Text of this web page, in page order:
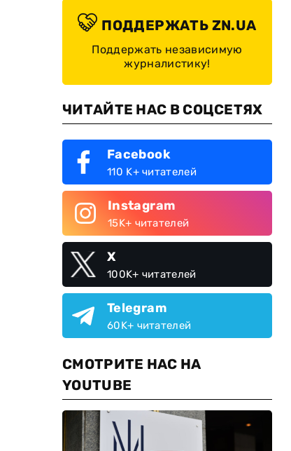
ПОДДЕРЖАТЬ ZN.UA
Поддержать независимую
журналистику!
ЧИТАЙТЕ НАС В СОЦСЕТЯХ
Facebook
110 K+ читателей
Instagram
15K+ читателей
X
100K+ читателей
Telegram
60K+ читателей
СМОТРИТЕ НАС НА
YOUTUBE